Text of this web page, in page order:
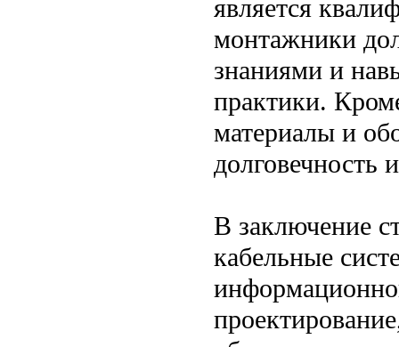
является
монтажники
знаниями и
практики.
материалы и
долговечность
В заключение
кабельные